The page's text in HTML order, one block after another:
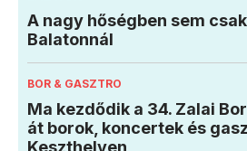
A nagy hőségben sem
Balatonnál
BOR & GASZTRO
Ma kezdődik a 34. Zalai
át borok, koncertek és
Keszthelyen